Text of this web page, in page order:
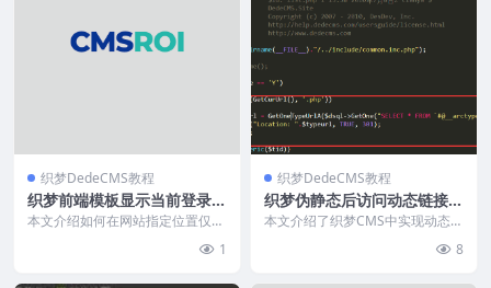
织梦DedeCMS教程
织梦前端模板显示当前登录的
会员名称
本文介绍如何在网站指定位置仅显
1
织梦DedeCMS教程
织梦伪静态后访问动态链接时
301跳转到伪静态上
本文介绍了织梦CMS中实现动态链
8